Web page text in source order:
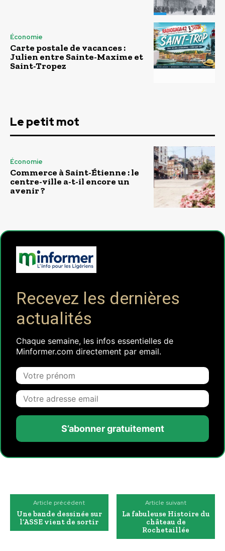
Économie
Carte postale de vacances :
Julien entre Sainte-Maxime et
Saint-Tropez
Le petit mot
Économie
Commerce à Saint-Étienne : le
centre-ville a-t-il encore un
avenir ?
Recevez les dernières
actualités
Chaque semaine, les infos essentielles de
Minformer.com directement par email.
S’abonner gratuitement
Article précédent
Une bande dessinée sur
l’ASSE vient de sortir
Article suivant
La fabuleuse Histoire du
château de
Rochetaillée